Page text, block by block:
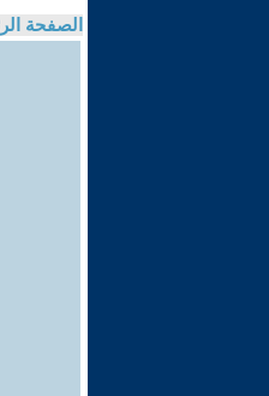
الصفحة